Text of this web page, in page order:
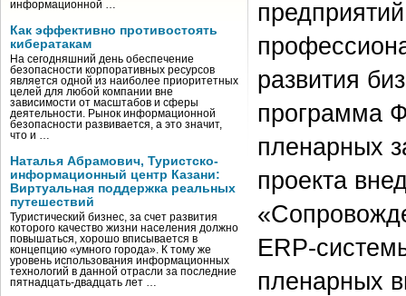
информационной …
Как эффективно противостоять
кибератакам
На сегодняшний день обеспечение
безопасности корпоративных ресурсов
является одной из наиболее приоритетных
целей для любой компании вне
зависимости от масштабов и сферы
деятельности. Рынок информационной
безопасности развивается, а это значит,
что и …
Наталья Абрамович, Туристско-
информационный центр Казани:
Виртуальная поддержка реальных
путешествий
Туристический бизнес, за счет развития
которого качество жизни населения должно
повышаться, хорошо вписывается в
концепцию «умного города». К тому же
уровень использования информационных
технологий в данной отрасли за последние
пятнадцать-двадцать лет …
развития
программа
пленарных
проекта
ERP-
пленарных